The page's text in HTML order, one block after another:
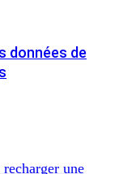
données de